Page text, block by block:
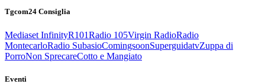
Tgcom24 Consiglia
Mediaset InfinityR101Radio 105Virgin RadioRadio
MontecarloRadio SubasioComingsoonSuperguidatvZuppa di
PorroNon SprecareCotto e Mangiato
Eventi